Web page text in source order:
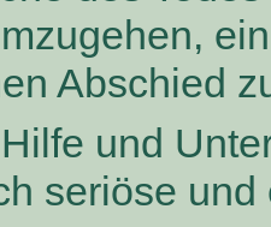
Abschied
und
seriöse